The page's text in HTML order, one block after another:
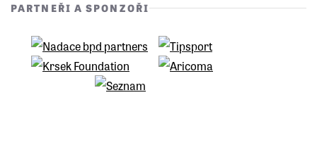
PARTNEŘI A SPONZOŘI